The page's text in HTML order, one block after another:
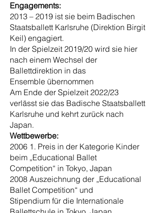
Engagements:
2013 – 2019 ist sie beim Badischen
Staatsballett Karlsruhe (Direktion Birgit
Keil) engagiert.
In der Spielzeit 2019/20 wird sie hier
nach einem Wechsel der
Ballettdirektion in das
Ensemble übernommen
Am Ende der Spielzeit 2022/23
verlässt sie das Badische Staatsballett
Karlsruhe und kehrt zurück nach
Japan.
Wettbewerbe:
2006 1. Preis in der Kategorie Kinder
beim „Educational Ballet
Competition“ in Tokyo, Japan
2008 Auszeichnung der „Educational
Ballet Competition“ und
Stipendium für die Internationale